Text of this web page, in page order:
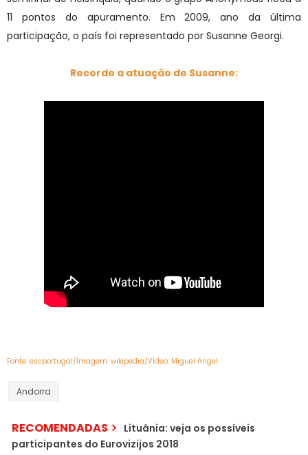
11 pontos do apuramento. Em 2009, ano da última
participação, o país foi representado por Susanne Georgi.
Recorde a atuação de Susanne:
Fonte: escportugal/Imagem: wikipedia/Vídeo: Miguel Angel
Andorra
RECOMENDADAS
Lituânia: veja os possíveis
participantes do Eurovizijos 2018